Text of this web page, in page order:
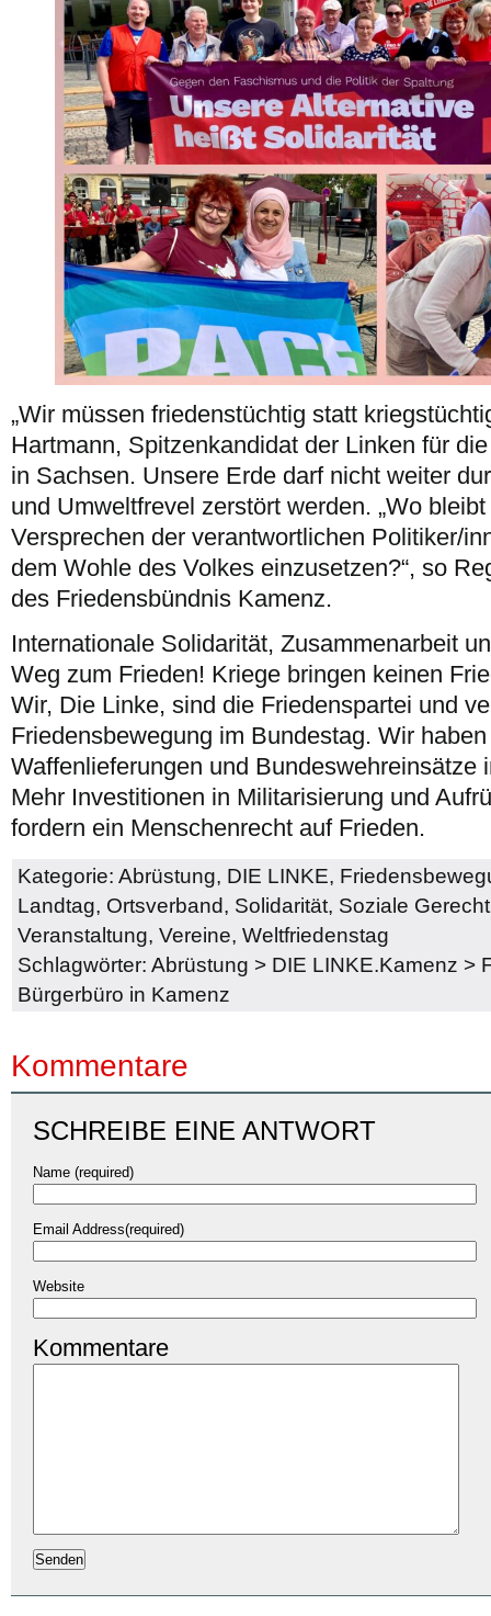
„Wir müssen friedenstüchtig statt
Hartmann, Spitzenkandidat der Linken für
in Sachsen. Unsere Erde darf nicht weiter
und Umweltfrevel zerstört werden. „Wo
Versprechen der verantwortlichen Politiker/
dem Wohle des Volkes einzusetzen?“, so
des Friedensbündnis Kamenz.
Internationale Solidarität, Zusammenarbeit
Weg zum Frieden! Kriege bringen keinen
Wir, Die Linke, sind die Friedenspartei und
Friedensbewegung im Bundestag. Wir
Waffenlieferungen und Bundeswehreinsätze
Mehr Investitionen in Militarisierung und
fordern ein Menschenrecht auf Frieden.
Kategorie: Abrüstung, DIE LINKE,
Landtag, Ortsverband, Solidarität, Soziale
Veranstaltung, Vereine, Weltfriedenstag
Schlagwörter: Abrüstung > DIE LINKE.Kamenz >
Bürgerbüro in Kamenz
Kommentare
SCHREIBE EINE ANTWORT
Name (required)
Email Address(required)
Website
Kommentare